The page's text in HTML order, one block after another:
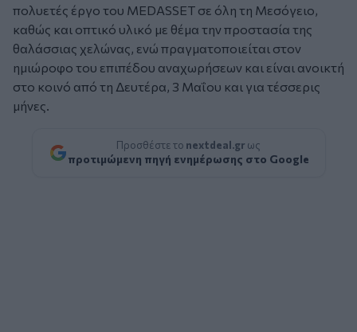
πολυετές έργο του MEDASSET σε όλη τη Μεσόγειο,
καθώς και οπτικό υλικό με θέμα την προστασία της
θαλάσσιας χελώνας, ενώ πραγματοποιείται στον
ημιώροφο του επιπέδου αναχωρήσεων και είναι ανοικτή
στο κοινό από τη Δευτέρα, 3 Μαΐου και για τέσσερις
μήνες.
Προσθέστε το nextdeal.gr ως
προτιμώμενη πηγή ενημέρωσης στο Google